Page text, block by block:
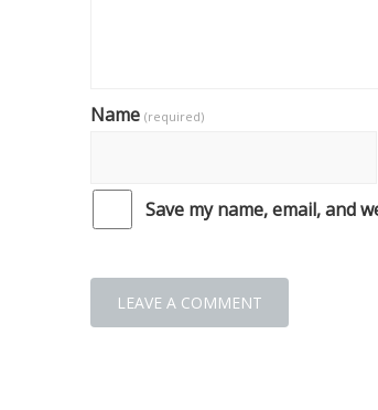
Name (required)
Save my name, email, and